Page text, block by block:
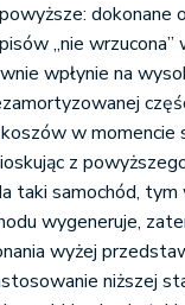
dokonane
„nie
wpłynie na
w momencie
z
taki samochód,
wygeneruje,
wyżej
niższej